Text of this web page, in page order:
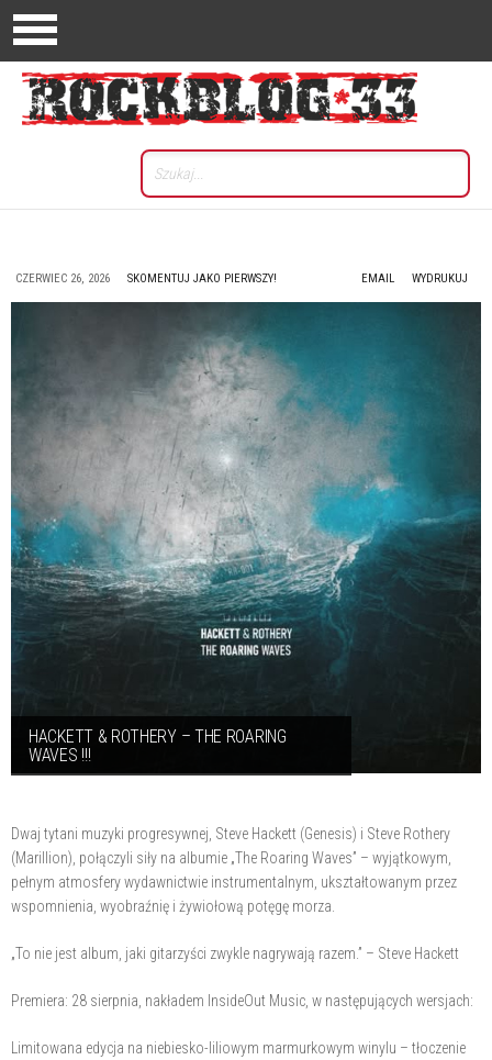
CZERWIEC 26, 2026 WYDRUKUJ
EMAIL
SKOMENTUJ JAKO PIERWSZY!
HACKETT & ROTHERY – THE ROARING
WAVES !!!
Dwaj tytani muzyki progresywnej, Steve Hackett (Genesis) i Steve Rothery
(Marillion), połączyli siły na albumie „The Roaring Waves” – wyjątkowym,
pełnym atmosfery wydawnictwie instrumentalnym, ukształtowanym przez
wspomnienia, wyobraźnię i żywiołową potęgę morza.
„To nie jest album, jaki gitarzyści zwykle nagrywają razem.” – Steve Hackett
Premiera: 28 sierpnia, nakładem InsideOut Music, w następujących wersjach:
Limitowana edycja na niebiesko-liliowym marmurkowym winylu – tłoczenie